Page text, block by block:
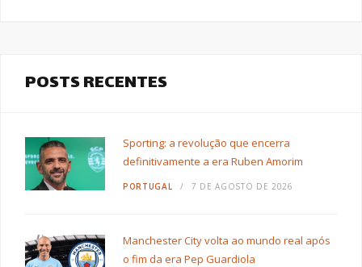
POSTS RECENTES
Sporting: a revolução que encerra
definitivamente a era Ruben Amorim
PORTUGAL 7 DE AGOSTO DE 2026
Manchester City volta ao mundo real após
o fim da era Pep Guardiola